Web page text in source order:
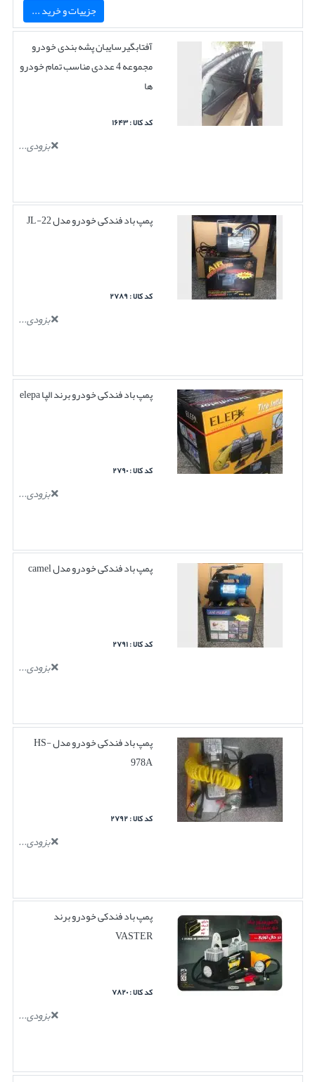
جزییات و خرید ...
آفتابگیرسایبان پشه بندی خودرو
مجموعه 4 عددی مناسب تمام خودرو
ها
کد کالا : ۱۶۴۳
بزودی...
پمپ باد فندکی خودرو مدل JL-22
کد کالا : ۲۷۸۹
بزودی...
پمپ باد فندکی خودرو برند الپا elepa
کد کالا : ۲۷۹۰
بزودی...
پمپ باد فندکی خودرو مدل camel
کد کالا : ۲۷۹۱
بزودی...
پمپ باد فندکی خودرو مدل HS-
978A
کد کالا : ۲۷۹۲
بزودی...
پمپ باد فندکی خودرو برند
VASTER
کد کالا : ۷۸۲۰
بزودی...